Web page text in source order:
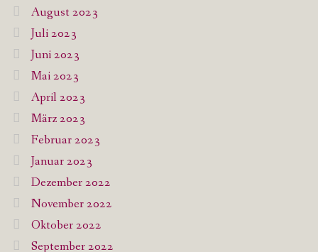
August 2023
Juli 2023
Juni 2023
Mai 2023
April 2023
März 2023
Februar 2023
Januar 2023
Dezember 2022
November 2022
Oktober 2022
September 2022